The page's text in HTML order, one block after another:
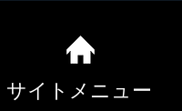
サイトメニュー